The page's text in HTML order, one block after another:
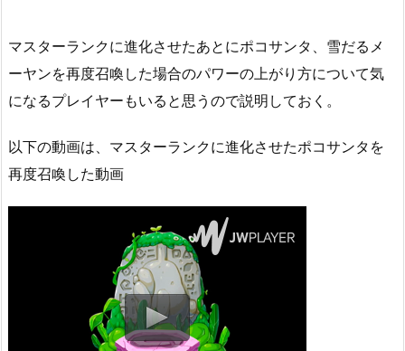
マスターランクに進化させたあとにポコサンタ、雪だるメ
ーヤンを再度召喚した場合のパワーの上がり方について気
になるプレイヤーもいると思うので説明しておく。
以下の動画は、マスターランクに進化させたポコサンタを
再度召喚した動画